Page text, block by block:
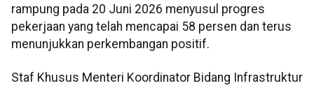
rampung pada 20 Juni 2026 menyusul progres
pekerjaan yang telah mencapai 58 persen dan terus
menunjukkan perkembangan positif.
Staf Khusus Menteri Koordinator Bidang Infrastruktur